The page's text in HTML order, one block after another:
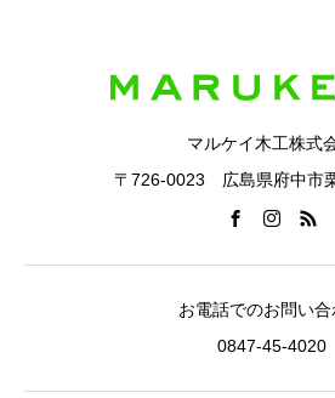
マルケイ木工株式
〒726-0023 広島県府中市
お電話でのお問い
0847-45-4020